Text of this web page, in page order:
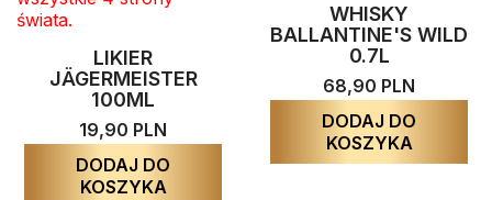
LIKIER
JÄGERMEISTER
100ML
19,90 PLN
DODAJ DO
KOSZYKA
WHISKY
BALLANTINE'S WILD
0.7L
68,90 PLN
DODAJ DO
KOSZYKA